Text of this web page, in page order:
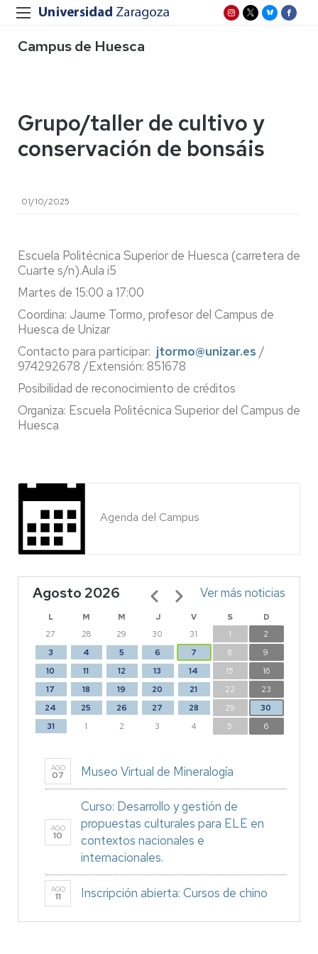
Campus de Huesca
Grupo/taller de cultivo y
conservación de bonsáis
01/10/2025
Escuela Politécnica Superior de Huesca (carretera de
Cuarte s/n).Aula i5
Martes de 15:00 a 17:00
Coordina: Jaume Tormo, profesor del Campus de
Huesca de Unizar
Contacto para participar: jtormo@unizar.es /
974292678 /Extensión: 851678
Posibilidad de reconocimiento de créditos
Organiza: Escuela Politécnica Superior del Campus de
Huesca
Agenda del Campus
Agosto 2026
L M M J V S
D
27
28 29 30 31 1
2
3
4 5 6 7 8
9
10
11 12 13 14 15
16
17
18 19 20 21 22
23
24
25 26 27 28 29
30
31
1 2 3 4 5 6
Paginación Ver más noticias
AGO
07 Museo Virtual de Mineralogía
AGO
10
Curso: Desarrollo y gestión de
propuestas culturales para ELE en
contextos nacionales e
internacionales.
AGO
11 Inscripción abierta: Cursos de chino